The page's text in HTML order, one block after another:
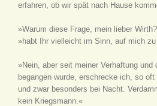
erfahren, ob wir spät nach Hause
»Warum diese Frage, mein lieber
»habt Ihr vielleicht im Sinn, auf mich zu
»Nein, aber seit meiner Verhaftung
begangen wurde, erschrecke ich, so
und zwar besonders bei Nacht.
kein Kriegsmann.«